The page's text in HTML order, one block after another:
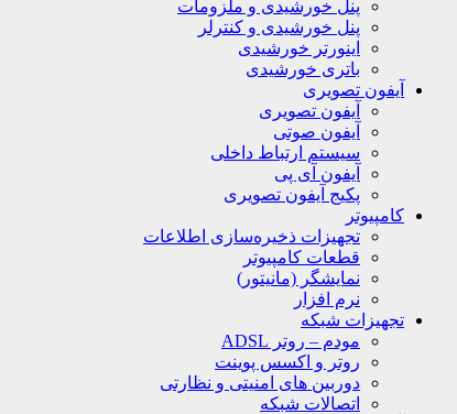
پنل خورشیدی و ملزومات
پنل خورشیدی و کنترلر
اینورتر خورشیدی
باتری خورشیدی
آیفون تصویری
آیفون تصویری
آیفون صوتی
سیستم ارتباط داخلی
آیفون آی پی
پکیج آیفون تصویری
کامپیوتر
تجهیزات ذخیره‌سازی اطلاعات
قطعات کامپیوتر
نمایشگر (مانیتور)
نرم افزار
تجهیزات شبکه
مودم – روتر ADSL
روتر و اکسس پوینت
دوربین های امنیتی و نظارتی
اتصالات شبکه